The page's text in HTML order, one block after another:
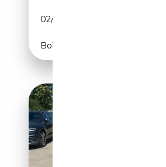
02/2006
Boîte automatique